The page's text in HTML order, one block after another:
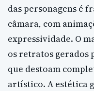
das personagens é
câmara, com
expressividade. O
os retratos
que destoam
artístico. A estética